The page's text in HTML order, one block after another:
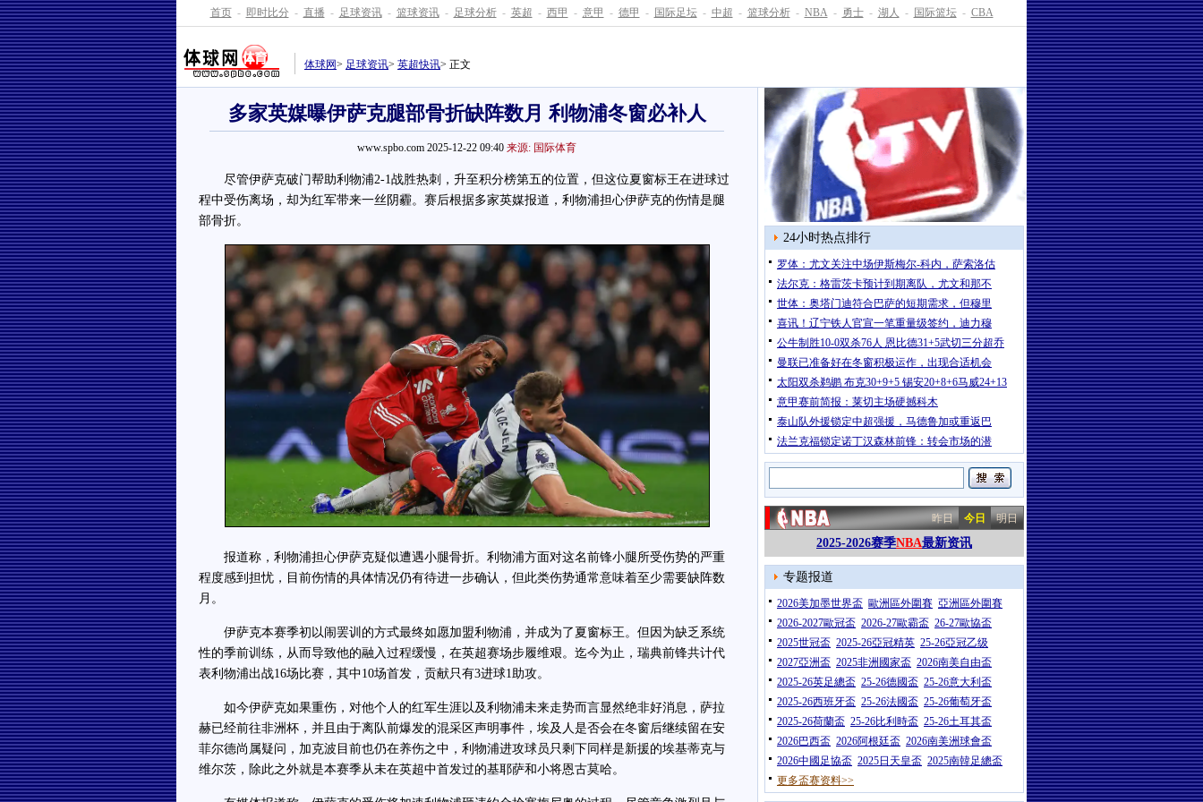
首页 - 即时比分 - 直播 - 足球资讯 - 篮球资讯 - 足球分析 - 英超 - 西甲 - 意甲 - 德甲 - 国际足坛 - 中超 - 篮球分析 - NBA - 勇士 - 湖人 - 国际篮坛 - CBA
体球网> 足球资讯> 英超快讯> 正文
多家英媒曝伊萨克腿部骨折缺阵数月 利物浦冬窗必补人
www.spbo.com 2025-12-22 09:40 来源: 国际体育
尽管伊萨克破门帮助利物浦2-1战胜热刺，升至积分榜第五的位置，但这位夏窗标王在进球过
程中受伤离场，却为红军带来一丝阴霾。赛后根据多家英媒报道，利物浦担心伊萨克的伤情是腿
部骨折。
报道称，利物浦担心伊萨克疑似遭遇小腿骨折。利物浦方面对这名前锋小腿所受伤势的严重
程度感到担忧，目前伤情的具体情况仍有待进一步确认，但此类伤势通常意味着至少需要缺阵数
月。
伊萨克本赛季初以闹罢训的方式最终如愿加盟利物浦，并成为了夏窗标王。但因为缺乏系统
性的季前训练，从而导致他的融入过程缓慢，在英超赛场步履维艰。迄今为止，瑞典前锋共计代
表利物浦出战16场比赛，其中10场首发，贡献只有3进球1助攻。
如今伊萨克如果重伤，对他个人的红军生涯以及利物浦未来走势而言显然绝非好消息，萨拉
赫已经前往非洲杯，并且由于离队前爆发的混采区声明事件，埃及人是否会在冬窗后继续留在安
菲尔德尚属疑问，加克波目前也仍在养伤之中，利物浦进攻球员只剩下同样是新援的埃基蒂克与
维尔茨，除此之外就是本赛季从未在英超中首发过的基耶萨和小将恩古莫哈。
24小时热点排行
罗体：尤文关注中场伊斯梅尔-科内，萨索洛估
法尔克：格雷茨卡预计到期离队，尤文和那不
世体：奥塔门迪符合巴萨的短期需求，但穆里
喜讯！辽宁铁人官宣一笔重量级签约，迪力穆
公牛制胜10-0双杀76人 恩比德31+5武切三分超乔
曼联已准备好在冬窗积极运作，出现合适机会
太阳双杀鹈鹕 布克30+9+5 锡安20+8+6马威24+13
意甲赛前简报：莱切主场硬撼科木
泰山队外援锁定中超强援，马德鲁加或重返巴
法兰克福锁定诺丁汉森林前锋：转会市场的潜
昨日 今日 明日
2025-2026赛季NBA最新资讯
专题报道
2026美加墨世界盃 歐洲區外圍賽 亞洲區外圍賽
2026-2027歐冠盃 2026-27歐霸盃 26-27歐協盃
2025世冠盃 2025-26亞冠精英 25-26亞冠乙级
2027亞洲盃 2025非洲國家盃 2026南美自由盃
2025-26英足總盃 25-26德國盃 25-26意大利盃
2025-26西班牙盃 25-26法國盃 25-26葡萄牙盃
2025-26荷蘭盃 25-26比利時盃 25-26土耳其盃
2026巴西盃 2026阿根廷盃 2026南美洲球會盃
2026中國足協盃 2025日天皇盃 2025南韓足總盃
更多盃赛资料>>